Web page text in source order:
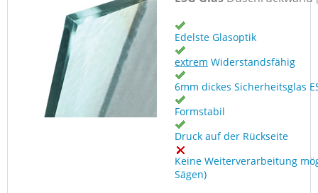
Edelste Glasoptik
extrem Widerstandsfähig
6mm dickes Sicherheitsglas
Formstabil
Druck auf der Rückseite
Keine Weiterverarbeitung
Sägen)